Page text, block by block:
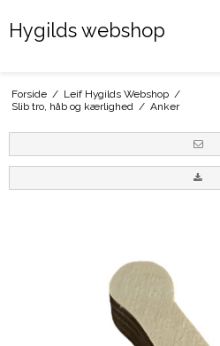
Hygilds webshop
Forside / Leif Hygilds Webshop /
Slib tro, håb og kærlighed / Anker